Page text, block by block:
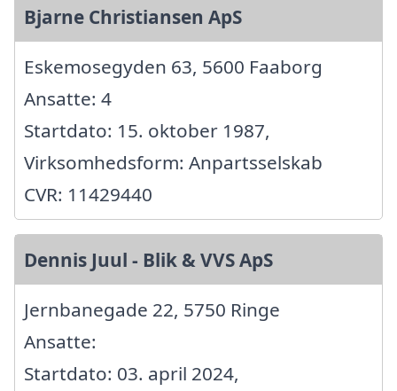
Bjarne Christiansen ApS
Eskemosegyden 63, 5600 Faaborg
Ansatte: 4
Startdato: 15. oktober 1987,
Virksomhedsform: Anpartsselskab
CVR: 11429440
Dennis Juul - Blik & VVS ApS
Jernbanegade 22, 5750 Ringe
Ansatte:
Startdato: 03. april 2024,